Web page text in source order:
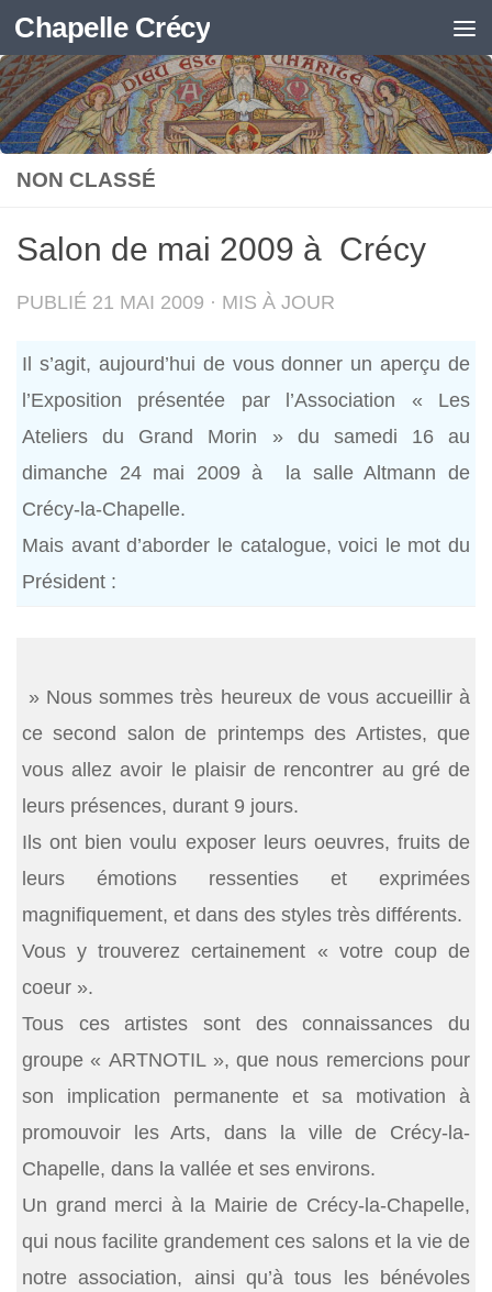
Skip to content
Chapelle Crécy
NON CLASSÉ
Salon de mai 2009 à Crécy
PUBLIÉ 21 MAI 2009 · MIS À JOUR
Il s’agit, aujourd’hui de vous donner un aperçu de
l’Exposition présentée par l’Association « Les
Ateliers du Grand Morin » du samedi 16 au
dimanche 24 mai 2009 à la salle Altmann de
Crécy-la-Chapelle.
Mais avant d’aborder le catalogue, voici le mot du
Président :
» Nous sommes très heureux de vous accueillir à
ce second salon de printemps des Artistes, que
vous allez avoir le plaisir de rencontrer au gré de
leurs présences, durant 9 jours.
Ils ont bien voulu exposer leurs oeuvres, fruits de
leurs émotions ressenties et exprimées
magnifiquement, et dans des styles très différents.
Vous y trouverez certainement « votre coup de
coeur ».
Tous ces artistes sont des connaissances du
groupe « ARTNOTIL », que nous remercions pour
son implication permanente et sa motivation à
promouvoir les Arts, dans la ville de Crécy-la-
Chapelle, dans la vallée et ses environs.
Un grand merci à la Mairie de Crécy-la-Chapelle,
qui nous facilite grandement ces salons et la vie de
notre association, ainsi qu’à tous les bénévoles